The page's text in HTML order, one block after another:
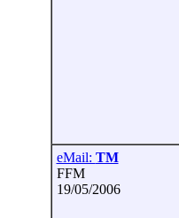
eMail: TM
FFM
19/05/2006